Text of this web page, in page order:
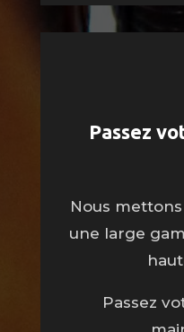
Passez
Nous
une large
Passez